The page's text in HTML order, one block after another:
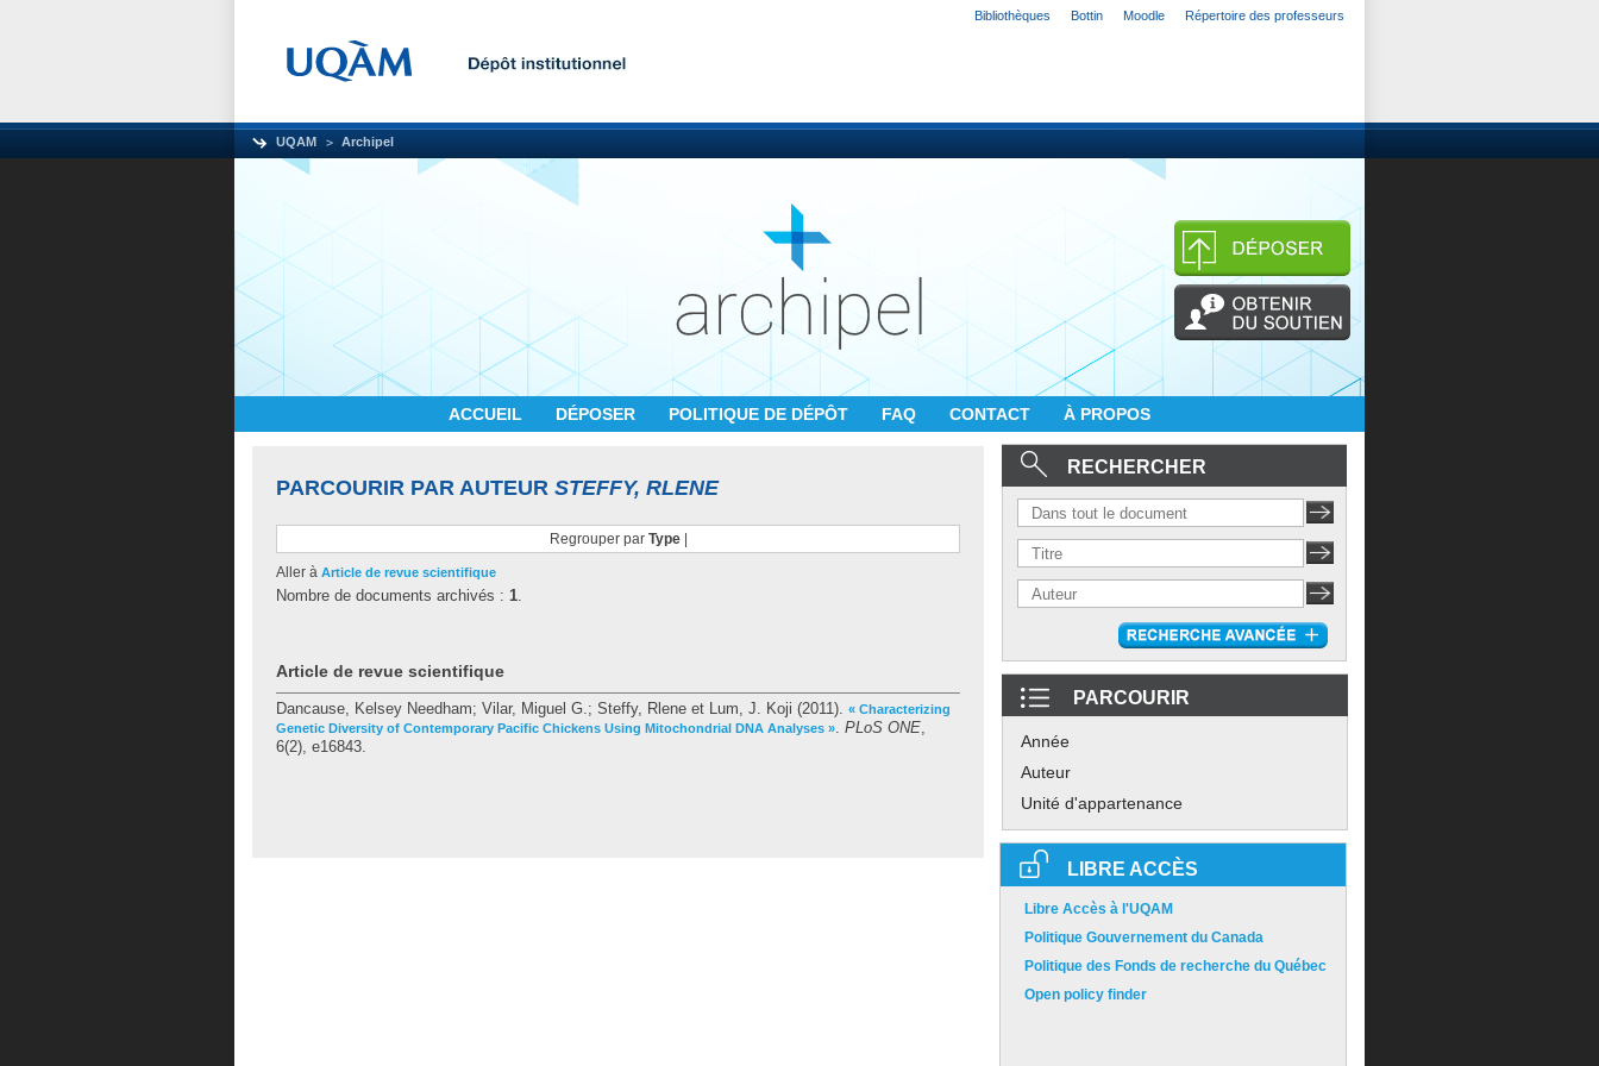
Bibliothèques Bottin Moodle Répertoire des professeurs
UQAM Archipel
ACCUEIL DÉPOSER POLITIQUE DE DÉPÔT FAQ CONTACT À PROPOS
PARCOURIR PAR AUTEUR STEFFY, RLENE
Regrouper par Type|
Aller à Article de revue scientifique
Nombre de documents archivés : 1.
Article de revue scientifique
Dancause, Kelsey Needham; Vilar, Miguel G.; Steffy, Rlene et Lum, J. Koji (2011). « Characterizing
Genetic Diversity of Contemporary Pacific Chickens Using Mitochondrial DNA Analyses ». PLoS ONE,
6(2), e16843.
RECHERCHER
PARCOURIR
Année
Auteur
Unité d'appartenance
LIBRE ACCÈS
Libre Accès à l'UQAM
Politique Gouvernement du Canada
Politique des Fonds de recherche du Québec
Open policy finder